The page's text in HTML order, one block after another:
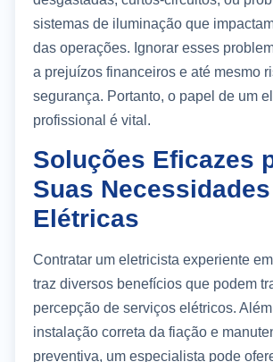
sistemas de iluminação que
das operações. Ignorar esses
a prejuízos financeiros e até mesmo
segurança. Portanto, o papel de um
profissional é vital.
Soluções Eficazes
Suas Necessidades
Elétricas
Contratar um eletricista experiente
traz diversos benefícios que podem
percepção de serviços elétricos.
instalação correta da fiação e
preventiva, um especialista pode